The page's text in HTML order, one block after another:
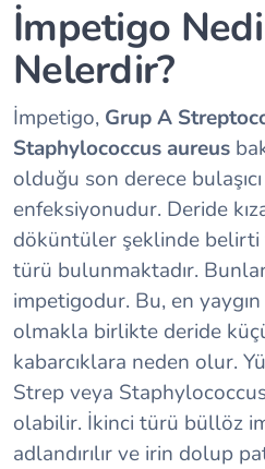
İmpetigo
Nelerdir?
İmpetigo, Grup A
Staphylococcus aureus
olduğu son derece
enfeksiyonudur. Deride
döküntüler şeklinde
türü bulunmaktadır.
impetigodur. Bu, en
olmakla birlikte deride
kabarcıklara neden olur.
Strep veya
olabilir. İkinci türü büllöz
adlandırılır ve irin dolup